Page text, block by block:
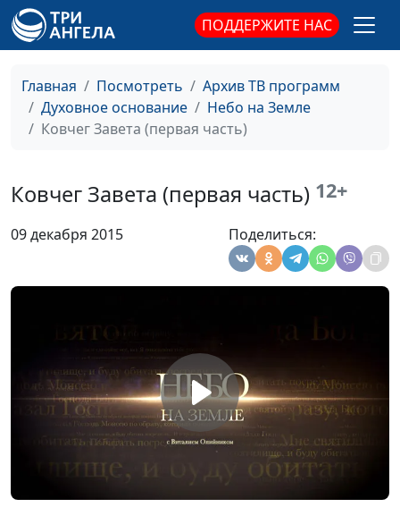
ПОДДЕРЖИТЕ НАС
Главная Посмотреть
Архив ТВ программ
Духовное основание
Небо на Земле
Ковчег Завета (первая часть)
Ковчег Завета (первая часть) 12+
09 декабря 2015 Поделиться:
Первосвященник,
Ходатай, Посредник
духовного просвещения
образах земного
Святилища:
спасительная
священнослужитель,
Виталий Олийник,
руководитель Центра
Жертвоприношения
Андрей Юнак,
священнослужитель,
Виталий Олийник,
руководитель Центра
духовного просвещения
священнослужитель,
Виталий Олийник,
руководитель Центра
духовного просвещения
Ковчег Завета
Елена Полашкова,
Виталий Олийник,
руководитель Центра
духовного просвещения